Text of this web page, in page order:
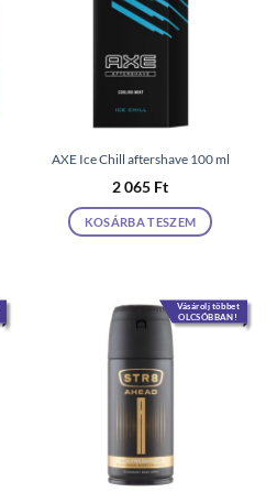
AXE Ice Chill aftershave 100 ml
2 065 Ft
KOSÁRBA TESZEM
Vásárolj többet
OLCSÓBBAN!